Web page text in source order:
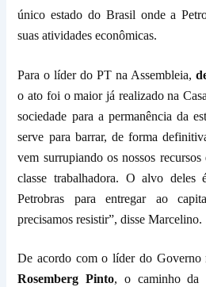
único estado do Brasil onde a
suas atividades econômicas.
Para olíder do PT na Assembleia,
oato foi o maior já realizado na
sociedade para a permanência da
serve para barrar, de forma
vem surrupiando os nossos
classe trabalhadora. O alvo deles
Petrobras para entregar ao
precisamosresistir”, disse Marcelino.
De acordo com olíder do Governo
Rosemberg Pinto, o caminho da